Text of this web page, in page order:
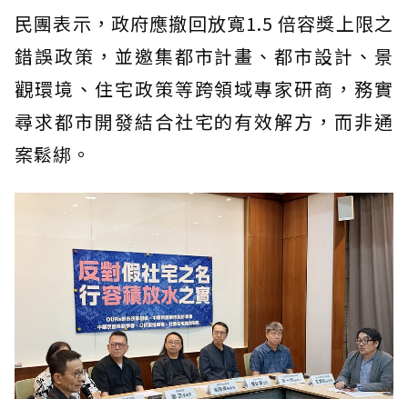
民團表示，政府應撤回放寬1.5 倍容獎上限之
錯誤政策，並邀集都市計畫、都市設計、景
觀環境、住宅政策等跨領域專家研商，務實
尋求都市開發結合社宅的有效解方，而非通
案鬆綁。